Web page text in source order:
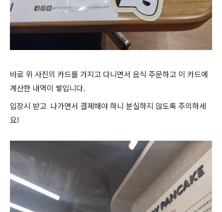
바로 위 사진의 카드를 가지고 다니면서 음식 주문하고 이 카드에
계산한 내역이 쌓입니다.
입장시 받고 나가면서 결제해야 하니 분실하지 않도록 주의하세
요!